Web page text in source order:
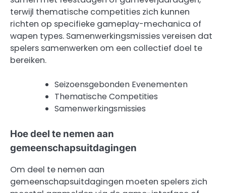
terwijl thematische competities zich kunnen
richten op specifieke gameplay-mechanica of
wapen types. Samenwerkingsmissies vereisen dat
spelers samenwerken om een collectief doel te
bereiken.
Seizoensgebonden Evenementen
Thematische Competities
Samenwerkingsmissies
Hoe deel te nemen aan
gemeenschapsuitdagingen
Om deel te nemen aan
gemeenschapsuitdagingen moeten spelers zich